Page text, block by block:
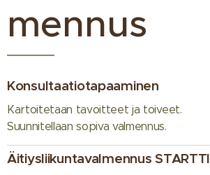
mennus
Konsultaatiotapaaminen
Kartoitetaan tavoitteet ja toiveet.
Suunnitellaan sopiva valmennus.
Äitiysliikuntavalmennus STARTTI